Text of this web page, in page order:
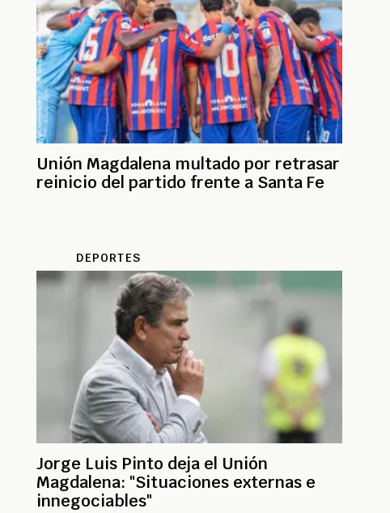
Unión Magdalena multado por retrasar
reinicio del partido frente a Santa Fe
DEPORTES
Jorge Luis Pinto deja el Unión
Magdalena: "Situaciones externas e
innegociables"